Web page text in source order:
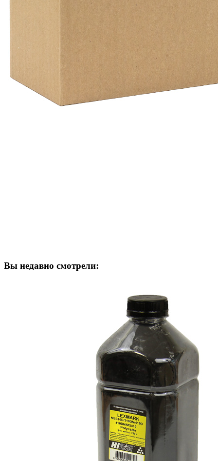
Вы недавно смотрели: